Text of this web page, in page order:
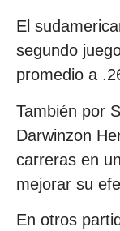
El
segundo
promedio a
También por
Darwinzon
carreras en
mejorar su
En otros